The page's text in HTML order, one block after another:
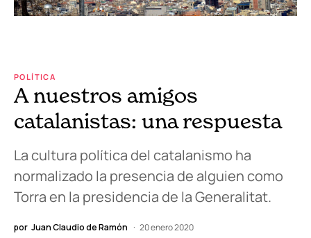
POLÍTICA
A nuestros amigos
catalanistas: una respuesta
La cultura política del catalanismo ha
normalizado la presencia de alguien como
Torra en la presidencia de la Generalitat.
por Juan Claudio de Ramón 20 enero 2020